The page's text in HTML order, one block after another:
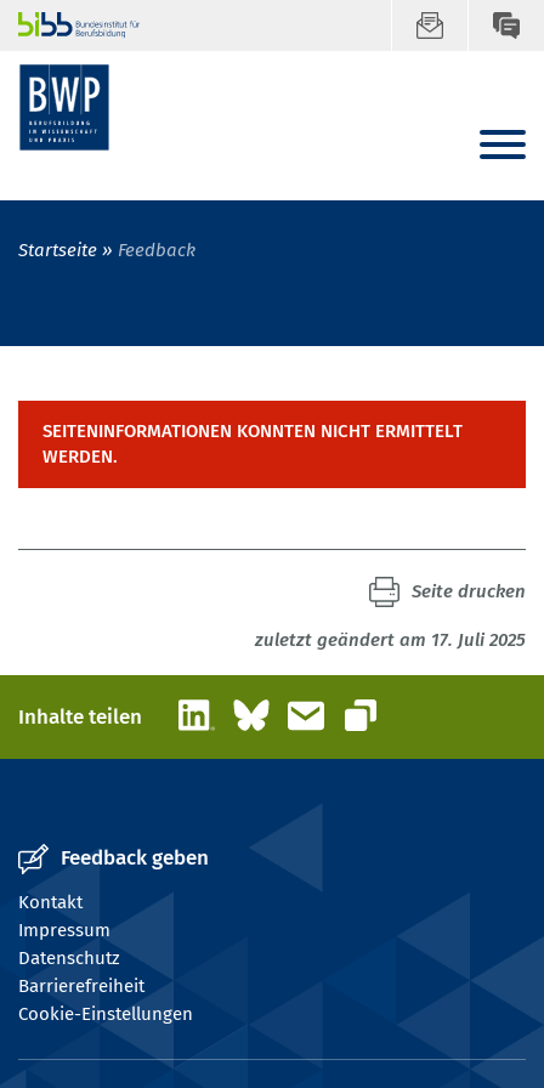
Startseite Feedback
SEITENINFORMATIONEN KONNTEN NICHT ERMITTELT
WERDEN.
zuletzt geändert am 17. Juli 2025
Seite drucken
Inhalte teilen LinkedInBlueskyE-Mail
Link kopieren
Feedback geben
Kontakt
Impressum
Datenschutz
Barrierefreiheit
Cookie-Einstellungen